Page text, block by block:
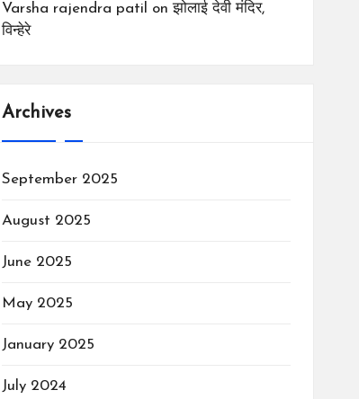
Varsha rajendra patil onझोलाई देवी मंदिर,
विन्हेरे
Archives
September 2025
August 2025
June 2025
May 2025
January 2025
July 2024